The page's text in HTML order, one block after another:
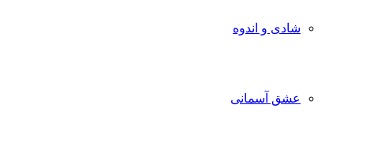
شادی و اندوه
عشق آسمانی